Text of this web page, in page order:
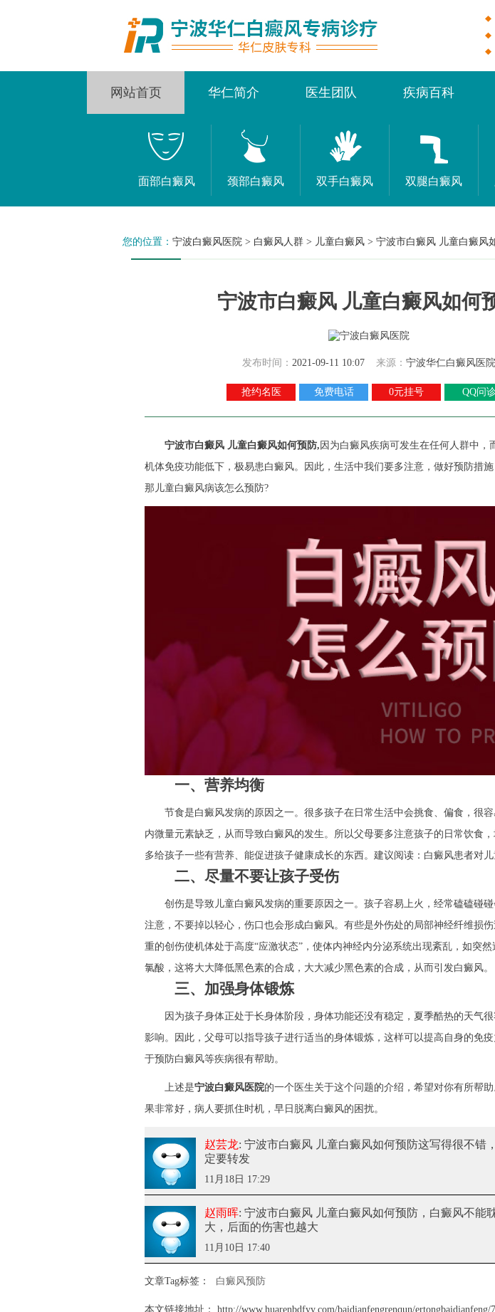
网站首页 华仁简介 医生团队 疾病百科
面部白癜风 颈部白癜风 双手白癜风 双腿白癜风
您的位置： 宁波白癜风医院 > 白癜风人群 > 儿童白癜风 > 宁波市白癜风 儿童白癜风
宁波市白癜风 儿童白癜风如何
发布时间： 2021-09-11 10:07 来源： 宁波华仁白癜风医院
抢约名医 免费电话 0元挂号 QQ问
宁波市白癜风 儿童白癜风如何预防, 因为白癜风疾病可发生在任何人群中，
机体免疫功能低下，极易患白癜风。因此，生活中我们要多注意，做好预防措施
那儿童白癜风病该怎么预防?
一、营养均衡
节食是白癜风发病的原因之一。很多孩子在日常生活中会挑食、偏食，很容
内微量元素缺乏，从而导致白癜风的发生。所以父母要多注意孩子的日常饮食，
多给孩子一些有营养、能促进孩子健康成长的东西。建议阅读：白癜风患者对
二、尽量不要让孩子受伤
创伤是导致儿童白癜风发病的重要原因之一。孩子容易上火，经常磕磕碰碰
注意，不要掉以轻心，伤口也会形成白癜风。有些是外伤处的局部神经纤维损
重的创伤使机体处于高度“应激状态”，使体内神经内分泌系统出现紊乱，如突
氯酸，这将大大降低黑色素的合成，大大减少黑色素的合成，从而引发白癜风。
三、加强身体锻炼
因为孩子身体正处于长身体阶段，身体功能还没有稳定，夏季酷热的天气很
影响。因此，父母可以指导孩子进行适当的身体锻炼，这样可以提高自身的免
于预防白癜风等疾病很有帮助。
上述是宁波白癜风医院的一个医生关于这个问题的介绍，希望对你有所帮
果非常好，病人要抓住时机，早日脱离白癜风的困扰。
赵芸龙: 宁波市白癜风 儿童白癜风如何预防这写得很不错
定要转发
11月18日 17:29
赵雨晖: 宁波市白癜风 儿童白癜风如何预防，白癜风不能
大，后面的伤害也越大
11月10日 17:40
文章Tag标签： 白癜风预防
本文链接地址：
http://www.huarenbdfyy.com/baidianfengrenqun/ertongbaidianfeng/